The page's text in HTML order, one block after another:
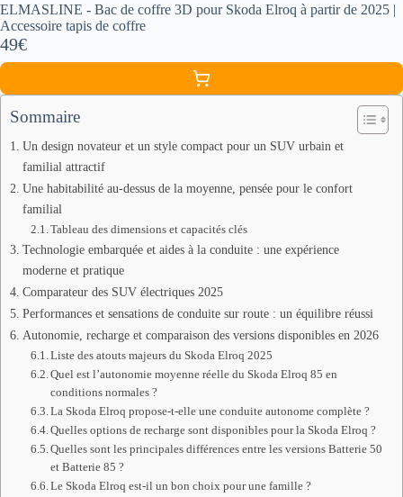
ELMASLINE - Bac de coffre 3D pour Skoda Elroq à partir de 2025 |
Accessoire tapis de coffre
49€
Sommaire
Un design novateur et un style compact pour un SUV urbain et
familial attractif
Une habitabilité au-dessus de la moyenne, pensée pour le confort
familial
Tableau des dimensions et capacités clés
Technologie embarquée et aides à la conduite : une expérience
moderne et pratique
Comparateur des SUV électriques 2025
Performances et sensations de conduite sur route : un équilibre réussi
Autonomie, recharge et comparaison des versions disponibles en 2026
Liste des atouts majeurs du Skoda Elroq 2025
Quel est l’autonomie moyenne réelle du Skoda Elroq 85 en
conditions normales ?
La Skoda Elroq propose-t-elle une conduite autonome complète ?
Quelles options de recharge sont disponibles pour la Skoda Elroq ?
Quelles sont les principales différences entre les versions Batterie 50
et Batterie 85 ?
Le Skoda Elroq est-il un bon choix pour une famille ?